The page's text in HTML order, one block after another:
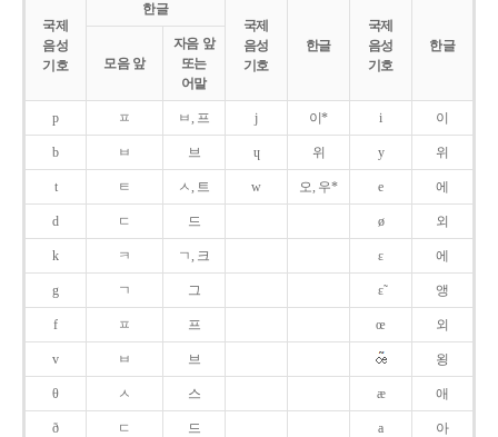
국제
음성
기호
한글
국제
음성
기호
한글
국제
음성
기호
한글
모음 앞
자음 앞
또는
어말
p ㅍ ㅂ, 프 j 이* i 이
b ㅂ 브 ɥ 위 y 위
t ㅌ ㅅ, 트 w 오, 우* e 에
d ㄷ 드 ø 외
k ㅋ ㄱ, 크 ɛ 에
g ㄱ 그 ɛ̃ 앵
f ㅍ 프 œ 외
v ㅂ 브 욍
θ ㅅ 스 æ 애
ð ㄷ 드 a 아